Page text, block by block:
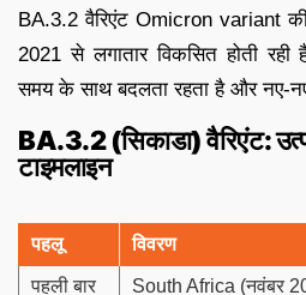
BA.3.2 वैरिएंट Omicron variant
2021 से लगातार विकसित होती
समय के साथ बदलता रहता है और नए-
BA.3.2 (सिकाडा) वैरिएंट:
टाइमलाइन
पहलू विवरण
पहली बार
South Africa (नवंबर